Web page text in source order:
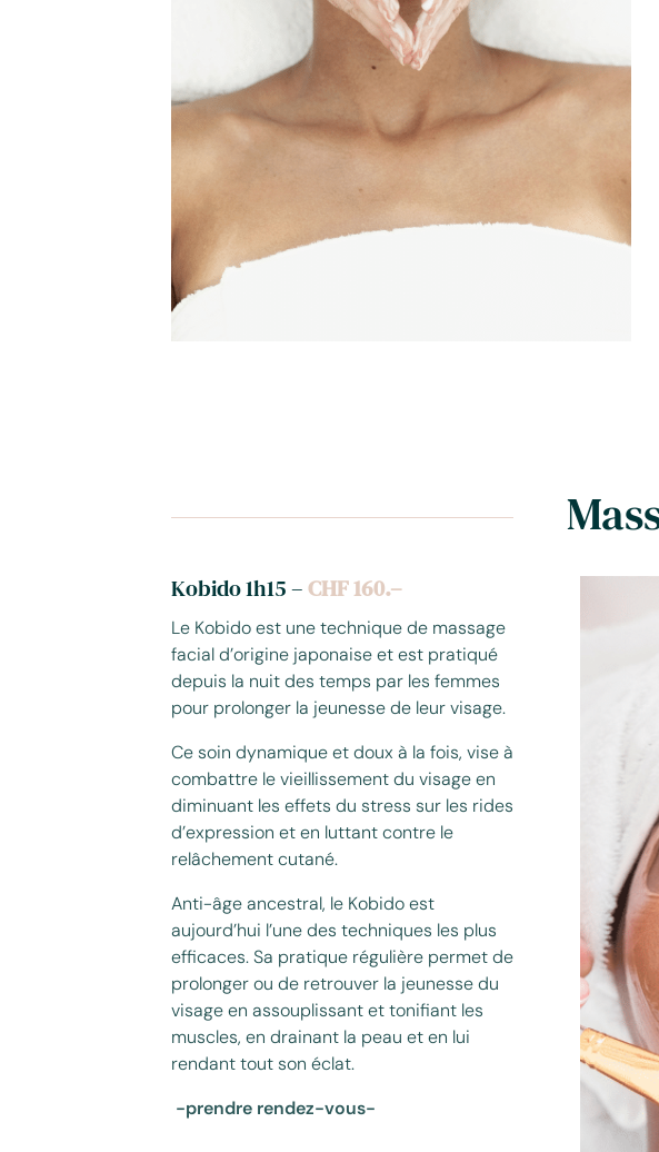
Kobido 1h15–CHF 160.–
Le Kobido est une technique de massage
facial d’origine japonaise et est pratiqué
depuis la nuit des temps par les femmes
pour prolonger la jeunesse de leur visage.
Ce soin dynamique et doux à la fois, vise à
combattre le vieillissement du visage en
diminuant les effets du stress sur les rides
d’expression et en luttant contre le
relâchement cutané.
Anti-âge ancestral, le Kobido est
aujourd’hui l’une des techniques les plus
efficaces. Sa pratique régulière permet de
prolonger ou de retrouver la jeunesse du
visage en assouplissant et tonifiant les
muscles, en drainant la peau et en lui
rendant tout son éclat.
-prendre rendez-vous-